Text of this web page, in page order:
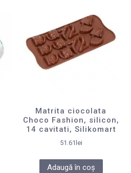
Matrita ciocolata
Choco Fashion, silicon,
14 cavitati, Silikomart
51.61 lei
Adaugă în coș